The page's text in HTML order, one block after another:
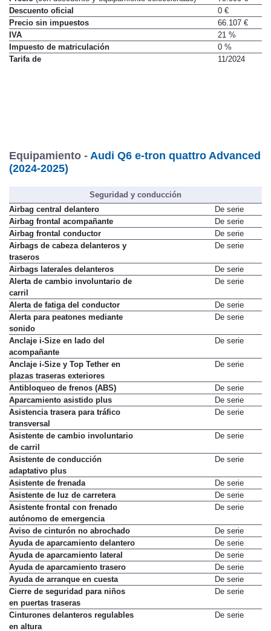
Precio(con descuento y equipamiento seleccionado)
79.990 €
Descuento oficial
0 €
Precio sin impuestos
66.107 €
IVA
21 %
Impuesto de matriculación
0 %
Equipamiento -
Audi Q6 e-tron quattro Advanced
(2024-2025)
Seguridad y conducción
Airbag central delantero
De serie
Airbag frontal acompañante
De serie
Airbag frontal conductor
De serie
Airbags de cabeza delanteros y
traseros
Airbags laterales delanteros
De serie
Alerta de cambio involuntario de
carril
Alerta de fatiga del conductor
De serie
Alerta para peatones mediante
sonido
Anclaje i-Size en lado del
acompañante
Anclaje i-Size y Top Tether en
plazas traseras exteriores
Antibloqueo de frenos (ABS)
De serie
Aparcamiento asistido plus
De serie
Asistencia trasera para tráfico
transversal
Asistente de cambio involuntario
de carril
Asistente de conducción
adaptativo plus
Asistente de frenada
De serie
Asistente de luz de carretera
De serie
Asistente frontal con frenado
autónomo de emergencia
Aviso de cinturón no abrochado
De serie
Ayuda de aparcamiento delantero
De serie
Ayuda de aparcamiento lateral
De serie
Ayuda de aparcamiento trasero
De serie
Ayuda de arranque en cuesta
De serie
Cierre de seguridad para niños
en puertas traseras
Cinturones delanteros regulables